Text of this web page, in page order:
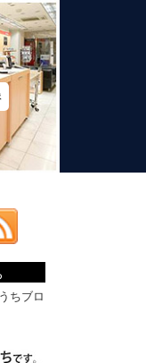
ちブロ